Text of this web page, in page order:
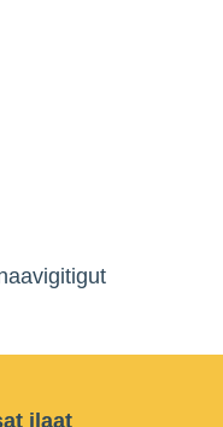
ilaat